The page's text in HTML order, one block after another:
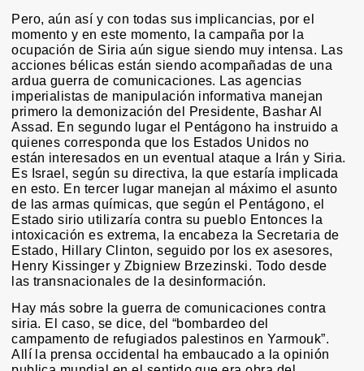
Pero, aún así y con todas sus implicancias, por el
momento y en este momento, la campaña por la
ocupación de Siria aún sigue siendo muy intensa. Las
acciones bélicas están siendo acompañadas de una
ardua guerra de comunicaciones. Las agencias
imperialistas de manipulación informativa manejan
primero la demonización del Presidente, Bashar Al
Assad. En segundo lugar el Pentágono ha instruido a
quienes corresponda que los Estados Unidos no
están interesados en un eventual ataque a Irán y Siria.
Es Israel, según su directiva, la que estaría implicada
en esto. En tercer lugar manejan al máximo el asunto
de las armas químicas, que según el Pentágono, el
Estado sirio utilizaría contra su pueblo Entonces la
intoxicación es extrema, la encabeza la Secretaria de
Estado, Hillary Clinton, seguido por los ex asesores,
Henry Kissinger y Zbigniew Brzezinski. Todo desde
las transnacionales de la desinformación.
Hay más sobre la guerra de comunicaciones contra
siria. El caso, se dice, del “bombardeo del
campamento de refugiados palestinos en Yarmouk”.
Allí la prensa occidental ha embaucado a la opinión